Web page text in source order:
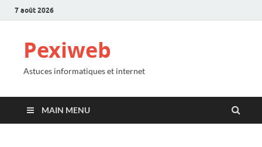
7 août 2026
Pexiweb
Astuces informatiques et internet
MAIN MENU